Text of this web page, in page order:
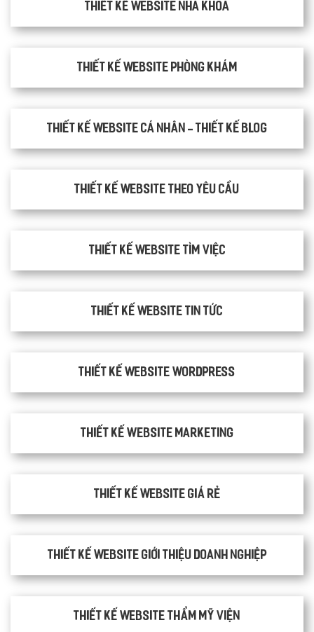
Thiết kế website nha khoa
thiết kế website phòng khám
Thiết kế website cá nhân - Thiết kế blog
Thiết kế website theo yêu cầu
thiết kế website tìm việc
Thiết kế website tin tức
Thiết kế website WordPress
Thiết kế Website Marketing
Thiết kế website giá rẻ
Thiết kế website giới thiệu doanh nghiệp
Thiết kế website thẩm mỹ viện